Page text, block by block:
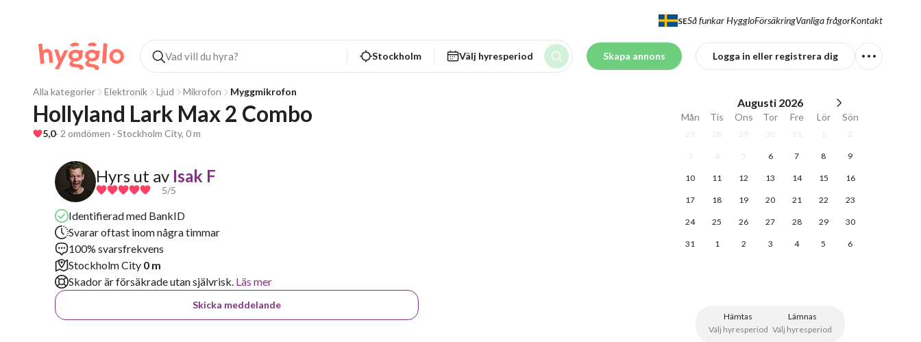
SESå funkar HyggloFörsäkringVanliga frågorKontakt
Stockholm Välj hyresperiod Skapa annons Logga in eller registrera dig
Alla kategorier Elektronik Ljud Mikrofon Myggmikrofon
Hollyland Lark Max 2 Combo
5,0· 2 omdömen · Stockholm City, 0 m
Hyrs ut av Isak F
5/5
Identifierad med BankID
Svarar oftast inom några timmar
100% svarsfrekvens
Stockholm City 0 m
Skador är försäkrade utan självrisk. Läs mer
Skicka meddelande
Augusti 2026
Mån Tis Ons Tor Fre Lör Sön
27 28 29 30 31 1 2
3 4 5 6 7 8 9
10 11 12 13 14 15 16
17 18 19 20 21 22 23
24 25 26 27 28 29 30
31 1 2 3 4 5 6
Hämtas
Välj hyresperiod
Lämnas
Välj hyresperiod